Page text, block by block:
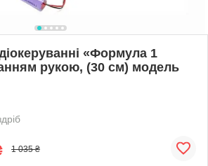
«Формула 1
рукою, (30 см) модель
1 035 ₴